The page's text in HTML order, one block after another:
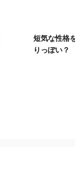
短気な性格
りっぽい？